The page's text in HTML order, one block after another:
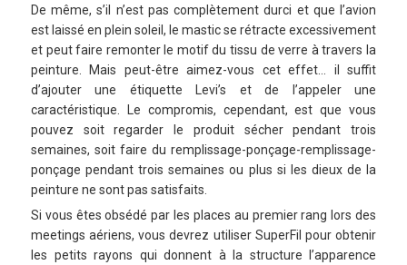
De même, s’il n’est pas complètement durci et que l’avion
est laissé en plein soleil, le mastic se rétracte excessivement
et peut faire remonter le motif du tissu de verre à travers la
peinture. Mais peut-être aimez-vous cet effet… il suffit
d’ajouter une étiquette Levi’s et de l’appeler une
caractéristique. Le compromis, cependant, est que vous
pouvez soit regarder le produit sécher pendant trois
semaines, soit faire du remplissage-ponçage-remplissage-
ponçage pendant trois semaines ou plus si les dieux de la
peinture ne sont pas satisfaits.
Si vous êtes obsédé par les places au premier rang lors des
meetings aériens, vous devrez utiliser SuperFil pour obtenir
les petits rayons qui donnent à la structure l’apparence